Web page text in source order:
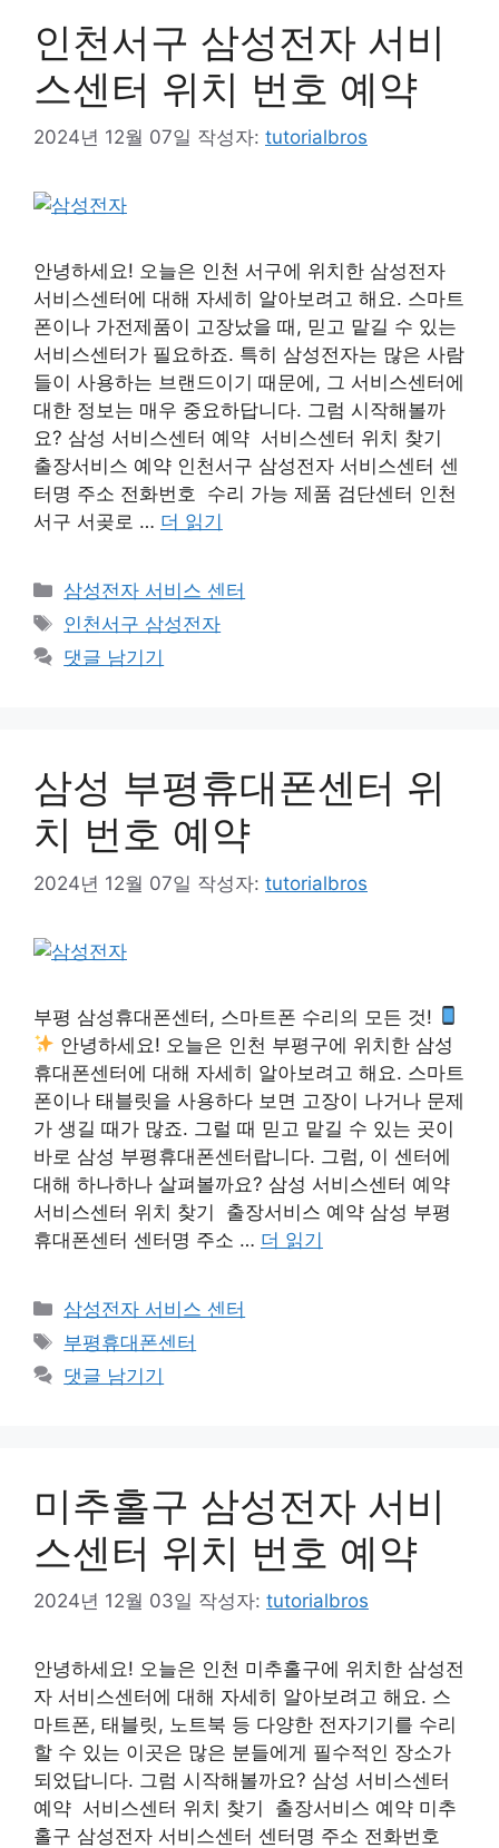
인천서구 삼성전자 서비
스센터 위치 번호 예약
2024년 12월 07일 작성자: tutorialbros
안녕하세요! 오늘은 인천 서구에 위치한 삼성전자
서비스센터에 대해 자세히 알아보려고 해요. 스마트
폰이나 가전제품이 고장났을 때, 믿고 맡길 수 있는
서비스센터가 필요하죠. 특히 삼성전자는 많은 사람
들이 사용하는 브랜드이기 때문에, 그 서비스센터에
대한 정보는 매우 중요하답니다. 그럼 시작해볼까
요? 삼성 서비스센터 예약 서비스센터 위치 찾기
출장서비스 예약 인천서구 삼성전자 서비스센터 센
터명 주소 전화번호 수리 가능 제품 검단센터 인천
서구 서곶로 … 더 읽기
카
테
리
삼성전자 서비스 센터
태
그
인천서구 삼성전자
댓글 남기기
삼성 부평휴대폰센터 위
치 번호 예약
2024년 12월 07일 작성자: tutorialbros
부평 삼성휴대폰센터, 스마트폰 수리의 모든 것!
안녕하세요! 오늘은 인천 부평구에 위치한 삼성
휴대폰센터에 대해 자세히 알아보려고 해요. 스마트
폰이나 태블릿을 사용하다 보면 고장이 나거나 문제
가 생길 때가 많죠. 그럴 때 믿고 맡길 수 있는 곳이
바로 삼성 부평휴대폰센터랍니다. 그럼, 이 센터에
대해 하나하나 살펴볼까요? 삼성 서비스센터 예약
서비스센터 위치 찾기 출장서비스 예약 삼성 부평
휴대폰센터 센터명 주소 … 더 읽기
카
테
고
리
삼성전자 서비스 센터
태
그
부평휴대폰센터
댓글 남기기
미추홀구 삼성전자 서비
스센터 위치 번호 예약
2024년 12월 03일 작성자: tutorialbros
안녕하세요! 오늘은 인천 미추홀구에 위치한 삼성전
자 서비스센터에 대해 자세히 알아보려고 해요. 스
마트폰, 태블릿, 노트북 등 다양한 전자기기를 수리
할 수 있는 이곳은 많은 분들에게 필수적인 장소가
되었답니다. 그럼 시작해볼까요? 삼성 서비스센터
예약 서비스센터 위치 찾기 출장서비스 예약 미추
홀구 삼성전자 서비스센터 센터명 주소 전화번호